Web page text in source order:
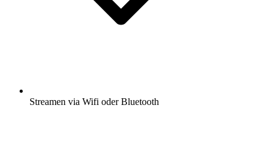
Streamen via Wifi oder Bluetooth